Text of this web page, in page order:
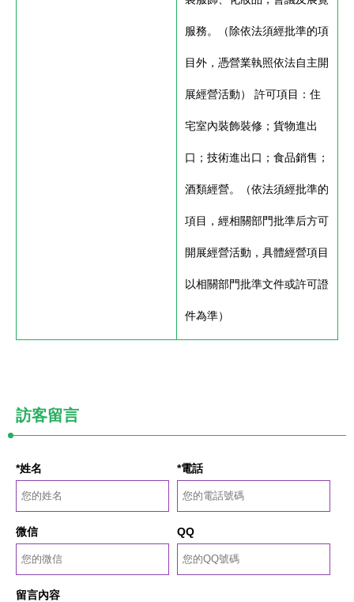
服務。（除依法須經批準的項
目外，憑營業執照依法自主開
展經營活動） 許可項目：住
宅室內裝飾裝修；貨物進出
口；技術進出口；食品銷售；
酒類經營。（依法須經批準的
項目，經相關部門批準后方可
開展經營活動，具體經營項目
以相關部門批準文件或許可證
件為準）
訪客留言
*姓名 *電話
微信 QQ
留言內容